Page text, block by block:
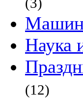
Наука
(12)